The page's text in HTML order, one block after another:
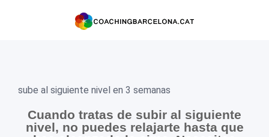
sube al siguiente nivel en 3 semanas
Cuando tratas de subir al siguiente
nivel, no puedes relajarte hasta que